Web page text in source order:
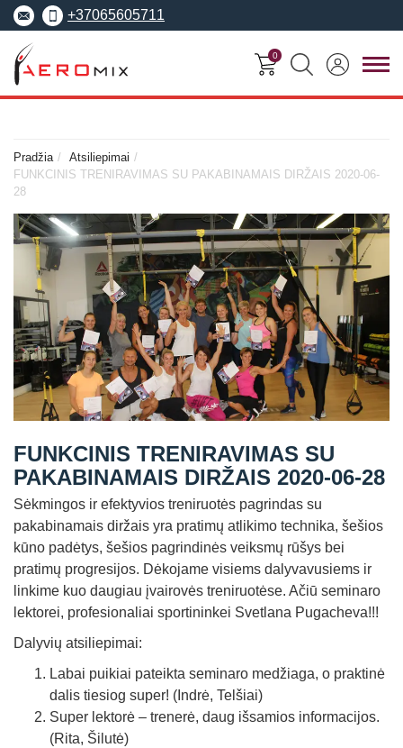
+37065605711
Europos fitneso mokykla
EREPS
Anatomy Trains
Fascia Movement
Dėstytojai
Straipsniai
Sėkmės istorijos
Atsiliepimai
Kontaktai
pradedantiesiems
Specializuoti seminarai
Anatomy Trains
Fascia Movement
Konvencijos
Pilates treneris
Grupinių
treneris
Fizinio rengimo
0
Pradžia
Atsiliepimai
FUNKCINIS TRENIRAVIMAS SU PAKABINAMAIS DIRŽAIS 2020-06-
28
FUNKCINIS TRENIRAVIMAS SU
PAKABINAMAIS DIRŽAIS 2020-06-28
Sėkmingos ir efektyvios treniruotės pagrindas su
pakabinamais diržais yra pratimų atlikimo technika, šešios
kūno padėtys, šešios pagrindinės veiksmų rūšys bei
pratimų progresijos. Dėkojame visiems dalyvavusiems ir
linkime kuo daugiau įvairovės treniruotėse. Ačiū seminaro
lektorei, profesionaliai sportininkei Svetlana Pugacheva!!!
Dalyvių atsiliepimai:
Labai puikiai pateikta seminaro medžiaga, o praktinė
dalis tiesiog super! (Indrė, Telšiai)
Super lektorė – trenerė, daug išsamios informacijos.
(Rita, Šilutė)